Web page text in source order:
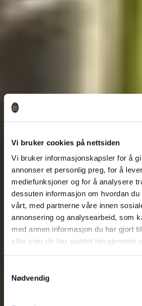
Vi bruker cookies på nettsiden
Vi bruker informasjonskapsler for å
annonser et personlig preg, for å
mediefunksjoner og for å analysere
dessuten informasjon om hvordan
vårt, med partnerne våre innen
annonsering og analysearbeid, som
med annen informasjon du har gjort
eller som de har samlet inn gjennom
Nødvendig